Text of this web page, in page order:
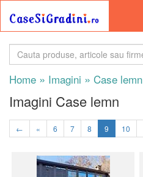
Home » Imagini » Case lemn
Imagini Case lemn
← « 6 7 8 9 10